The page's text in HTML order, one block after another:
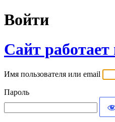
Войти
Сайт
Имя пользователя или email
Пароль